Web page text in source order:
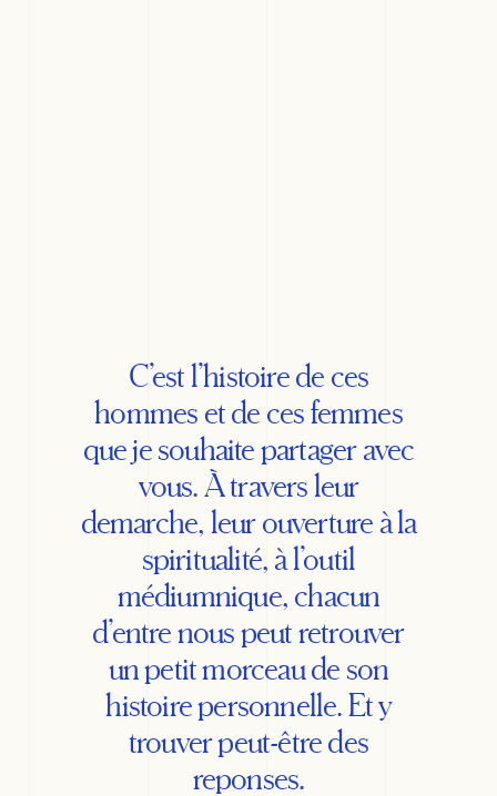
C’est l’histoire de ces
hommes et de ces femmes
que je souhaite partager avec
vous. À travers leur
demarche, leur ouverture à la
spiritualité, à l’outil
médiumnique, chacun
d’entre nous peut retrouver
un petit morceau de son
histoire personnelle. Et y
trouver peut-être des
reponses.